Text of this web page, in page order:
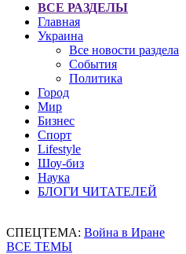
ВСЕ РАЗДЕЛЫ
Главная
Украина
Все новости раздела
События
Политика
Город
Мир
Бизнес
Спорт
Lifestyle
Шоу-биз
Наука
БЛОГИ ЧИТАТЕЛЕЙ
СПЕЦТЕМА: Война в Иране
ВСЕ ТЕМЫ